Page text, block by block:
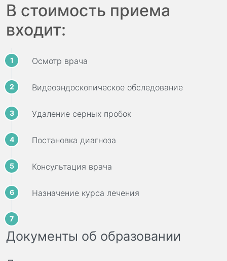
В стоимость приема
входит:
Осмотр врача
Видеоэндоскопическое обследование
Удаление серных пробок
Постановка диагноза
Консультация врача
Назначение курса лечения
Документы об образовании